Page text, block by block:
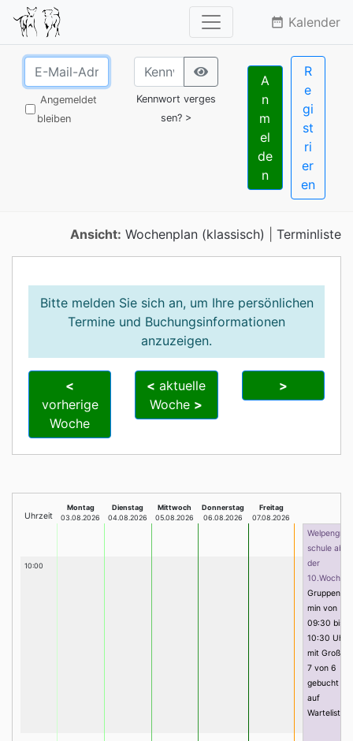
date_range Kalender
Angemeldet
bleiben
Kennwort verges
sen? >
A
n
m
el
de
n
R
e
gi
st
ri
er
en
Ansicht: Wochenplan (klassisch) Terminliste
Bitte melden Sie sich an, um Ihre persönlichen
Termine und Buchungsinformationen
anzuzeigen.
<
vorherige
Woche
< aktuelle
Woche >
>
Uhrzeit
Montag
03.08.2026
Dienstag
04.08.2026
Mittwoch
05.08.2026
Donnerstag
06.08.2026
Freitag
07.08.2026
schule ab
der
10.Woche
Gruppenter
min von
09:30 bis
10:30 Uhr
mit Groß,
7 von 6
gebucht (2
auf
Warteliste)
10:00